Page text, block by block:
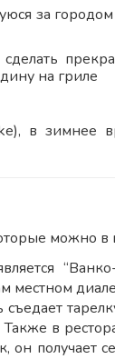
за городом
на гриле
в зимнее
можно в
“Ванко-
в
он получает